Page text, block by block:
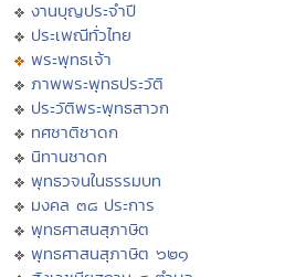
งานบุญประจำปี
ประเพณีทั่วไทย
พระพุทธเจ้า
ภาพพระพุทธประวัติ
ประวัติพระพุทธสาวก
ทศชาติชาดก
นิทานชาดก
พุทธวจนในธรรมบท
มงคล ๓๘ ประการ
พุทธศาสนสุภาษิต
พุทธศาสนสุภาษิต ๖๒๑